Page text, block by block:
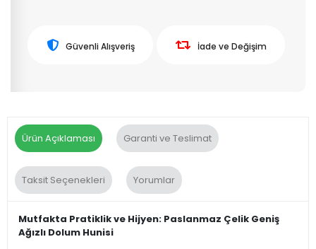
Güvenli Alışveriş İade ve Değişim
Ürün Açıklaması Garanti ve Teslimat
Taksit Seçenekleri Yorumlar
Mutfakta Pratiklik ve Hijyen: Paslanmaz Çelik Geniş
Ağızlı Dolum Hunisi